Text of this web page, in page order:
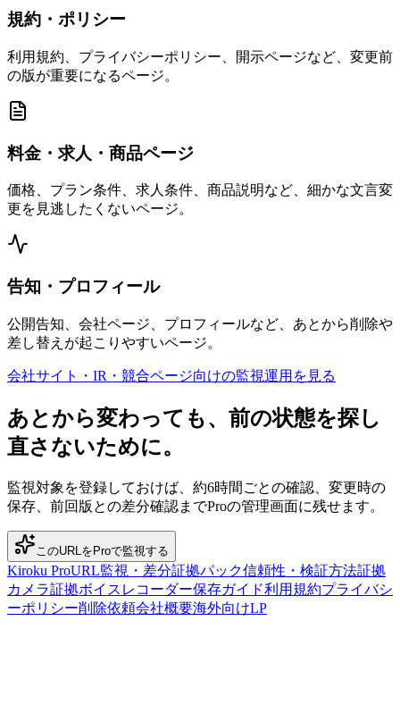
規約・ポリシー
利用規約、プライバシーポリシー、開示ページなど、変更前
の版が重要になるページ。
料金・求人・商品ページ
価格、プラン条件、求人条件、商品説明など、細かな文言変
更を見逃したくないページ。
告知・プロフィール
公開告知、会社ページ、プロフィールなど、あとから削除や
差し替えが起こりやすいページ。
会社サイト・IR・競合ページ向けの監視運用を見る
あとから変わっても、前の状態を探し
直さないために。
監視対象を登録しておけば、約6時間ごとの確認、変更時の
保存、前回版との差分確認までProの管理画面に残せます。
このURLをProで監視する
Kiroku ProURL監視・差分証拠パック信頼性・検証方法証拠
カメラ証拠ボイスレコーダー保存ガイド利用規約プライバシ
ーポリシー削除依頼会社概要海外向けLP